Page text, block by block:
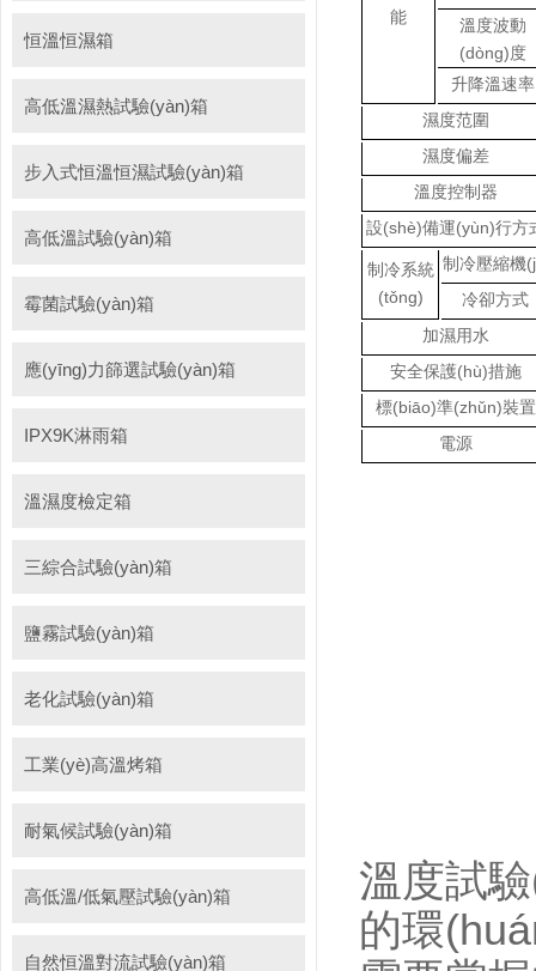
恒溫恒濕箱
高低溫濕熱試驗(yàn)箱
步入式恒溫恒濕試驗(yàn)箱
高低溫試驗(yàn)箱
霉菌試驗(yàn)箱
應(yīng)力篩選試驗(yàn)箱
IPX9K淋雨箱
溫濕度檢定箱
三綜合試驗(yàn)箱
鹽霧試驗(yàn)箱
老化試驗(yàn)箱
工業(yè)高溫烤箱
耐氣候試驗(yàn)箱
高低溫/低氣壓試驗(yàn)箱
自然恒溫對流試驗(yàn)箱
能
溫度波動
(dòng)度
升降溫速率
濕度范圍
濕度偏差
溫度控制器
設(shè)備運(yùn)行方
制冷系統
(tǒng)
制冷壓縮機
冷卻方式
加濕用水
安全保護(hù)措施
標(biāo)準(zhǔn)裝置
電源
溫度試
的環